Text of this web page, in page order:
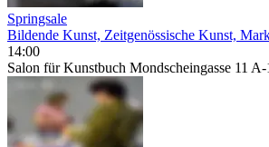
Springsale
Bildende Kunst, Zeitgenössische Kunst,
14:00
Salon für Kunstbuch Mondscheingasse 11